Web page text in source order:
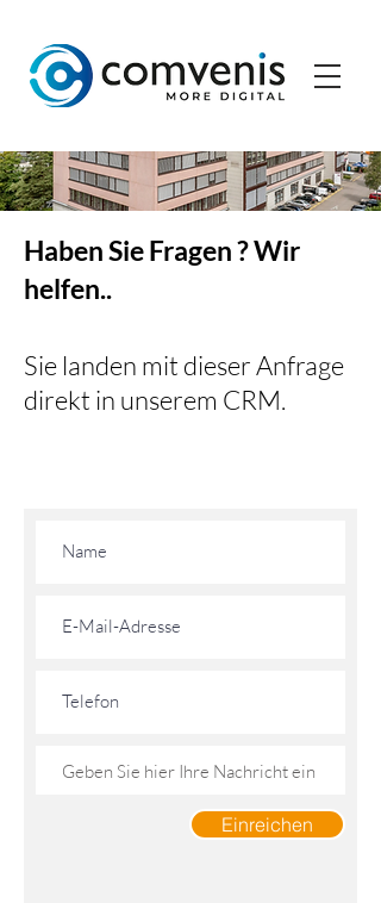
Haben Sie Fragen ? Wir
helfen..
Sie landen mit dieser Anfrage
direkt in unserem CRM.
Einreichen